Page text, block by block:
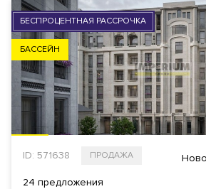
БЕСПРОЦЕНТНАЯ РАССРОЧКА
БАССЕЙН
ID: 571638 ПРОДАЖА
24 предложения